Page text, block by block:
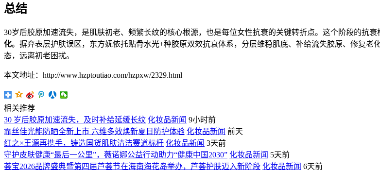
总结
30岁后胶原加速流失，是肌肤初老、频繁长纹的核心根源，也是每位女性抗衰的关键转折点。这个阶段的抗
化。摒弃表层护肤误区，东方妩依托贴骨水光+种胶原双效抗衰体系，分层维稳肌底、补给流失胶原、修复
态，远离初老困扰。
本文地址：http://www.hzptoutiao.com/hzpxw/2329.html
相关推荐
30 岁后胶原加速流失，及时补给延缓长纹 化妆品新闻 9小时前
霏丝佳光能防晒全新上市 六维多效焕新夏日防护体验 化妆品新闻 前天
红之×王源再携手，铸造国货肌肤清洁赛道标杆 化妆品新闻 3天前
守护皮肤健康“最后一公里”，薇诺娜公益行动助力“健康中国2030” 化妆品新闻 5天前
荟宝2026品牌盛典暨第四届芦荟节在海南海花岛举办，芦荟护肤迈入新阶段 化妆品新闻 6天前